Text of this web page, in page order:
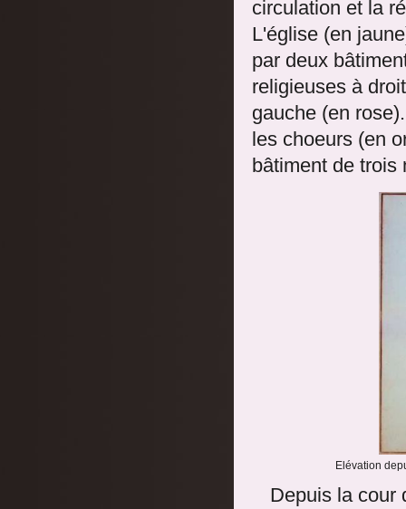
circulation et la
L'église (en
par deux
religieuses à
gauche (en
les choeurs (en
bâtiment de trois
Elévation
Depuis la cour